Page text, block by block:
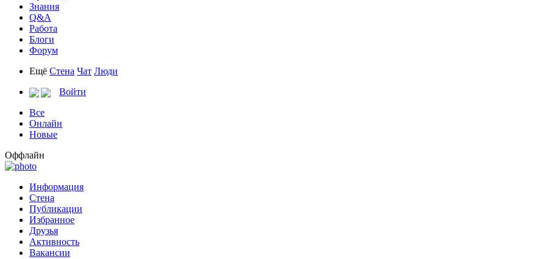
Знания
Q&A
Работа
Блоги
Форум
Ещё Стена Чат Люди
Войти
Все
Онлайн
Новые
Оффлайн
Информация
Стена
Публикации
Избранное
Друзья
Активность
Вакансии